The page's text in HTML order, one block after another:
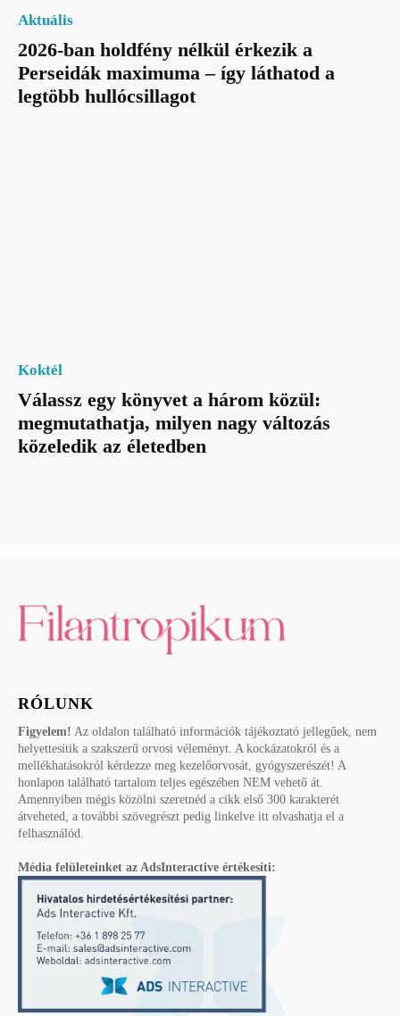
Aktuális
2026-ban holdfény nélkül érkezik a
Perseidák maximuma – így láthatod a
legtöbb hullócsillagot
Koktél
Válassz egy könyvet a három közül:
megmutathatja, milyen nagy változás
közeledik az életedben
RÓLUNK
Figyelem! Az oldalon található információk tájékoztató jellegűek, nem
helyettesítik a szakszerű orvosi véleményt. A kockázatokról és a
mellékhatásokról kérdezze meg kezelőorvosát, gyógyszerészét! A
honlapon található tartalom teljes egészében NEM vehető át.
Amennyiben mégis közölni szeretnéd a cikk első 300 karakterét
átveheted, a további szövegrészt pedig linkelve itt olvashatja el a
felhasználód.
Média felületeinket az AdsInteractive értékesíti: